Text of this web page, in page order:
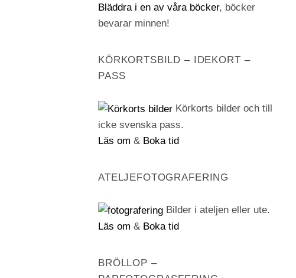
Bläddra i en av våra böcker, böcker
bevarar minnen!
KÖRKORTSBILD – IDEKORT –
PASS
Körkorts bilder och till
icke svenska pass.
Läs om & Boka tid
ATELJEFOTOGRAFERING
Bilder i ateljen eller ute.
Läs om & Boka tid
BRÖLLOP –